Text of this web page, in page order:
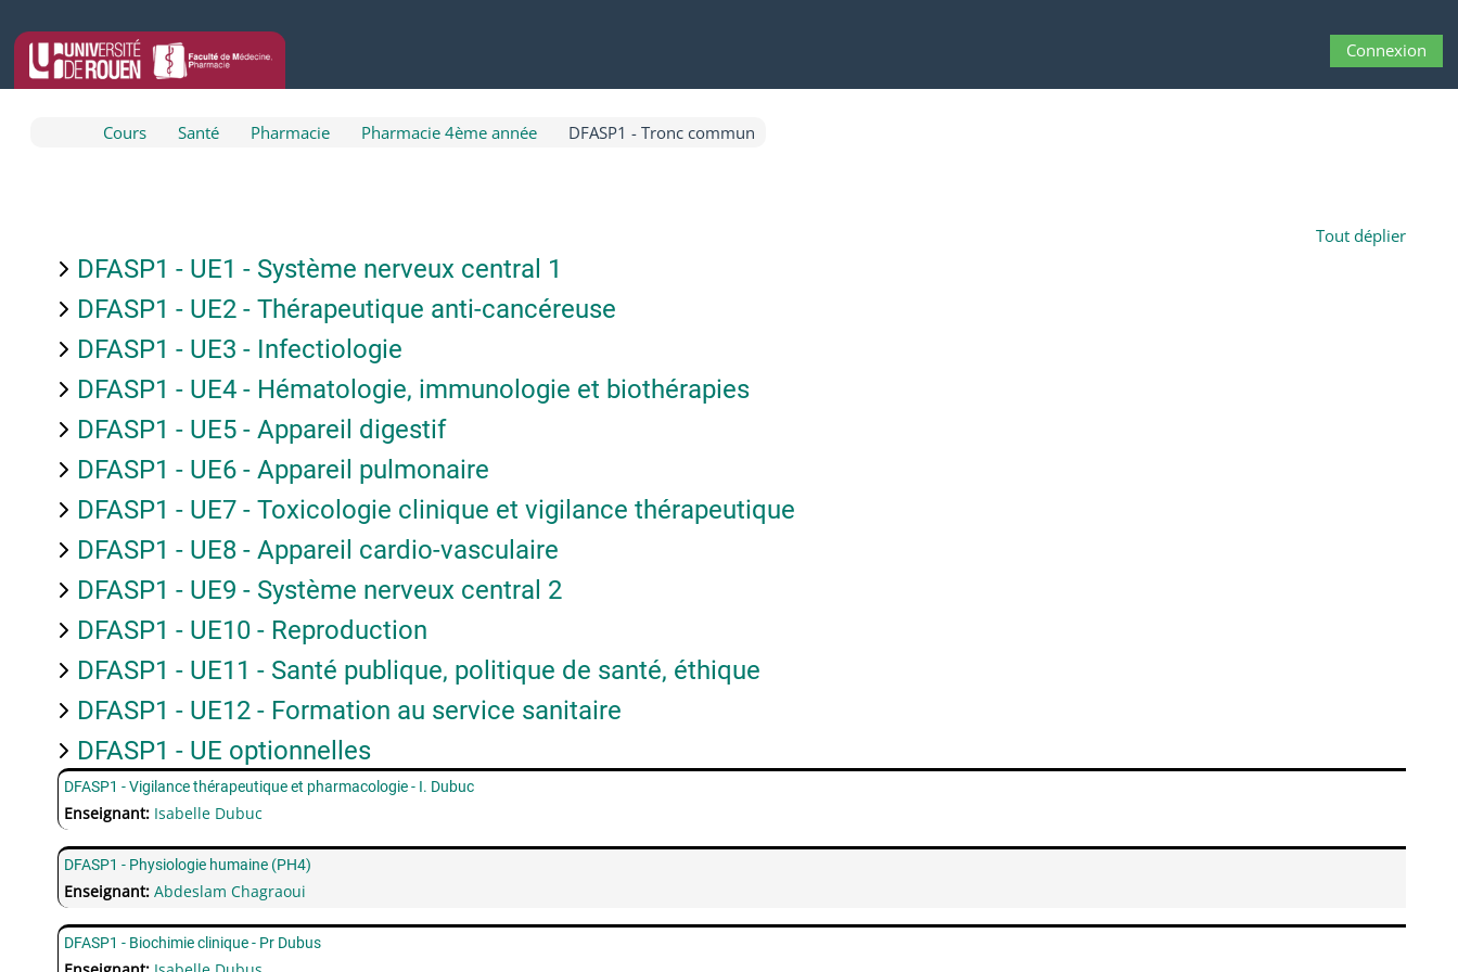
Connexion
Cours Santé Pharmacie Pharmacie 4ème année DFASP1 - Tronc commun
Tout déplier
DFASP1 - UE1 - Système nerveux central 1
DFASP1 - UE2 - Thérapeutique anti-cancéreuse
DFASP1 - UE3 - Infectiologie
DFASP1 - UE4 - Hématologie, immunologie et biothérapies
DFASP1 - UE5 - Appareil digestif
DFASP1 - UE6 - Appareil pulmonaire
DFASP1 - UE7 - Toxicologie clinique et vigilance thérapeutique
DFASP1 - UE8 - Appareil cardio-vasculaire
DFASP1 - UE9 - Système nerveux central 2
DFASP1 - UE10 - Reproduction
DFASP1 - UE11 - Santé publique, politique de santé, éthique
DFASP1 - UE12 - Formation au service sanitaire
DFASP1 - UE optionnelles
DFASP1 - Vigilance thérapeutique et pharmacologie - I. Dubuc
Enseignant: Isabelle Dubuc
DFASP1 - Physiologie humaine (PH4)
Enseignant:Abdeslam Chagraoui
DFASP1 - Biochimie clinique - Pr Dubus